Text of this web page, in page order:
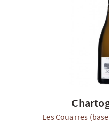
NOS COFFRETS DÉCOUVERTES
Les Couarres